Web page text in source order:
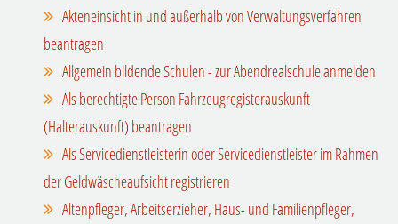
Akteneinsicht in und außerhalb von Verwaltungsverfahren
beantragen
Allgemein bildende Schulen - zur Abendrealschule anmelden
Als berechtigte Person Fahrzeugregisterauskunft
(Halterauskunft) beantragen
Als Servicedienstleisterin oder Servicedienstleister im Rahmen
der Geldwäscheaufsicht registrieren
Altenpfleger, Arbeitserzieher, Haus- und Familienpfleger,